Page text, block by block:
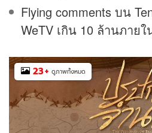
Flying comments บน
WeTV เกิน 10 ล้านภาย
23+ ดูภาพทั้งหมด